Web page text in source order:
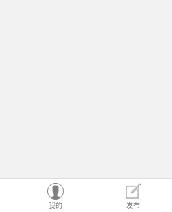
我的 发布